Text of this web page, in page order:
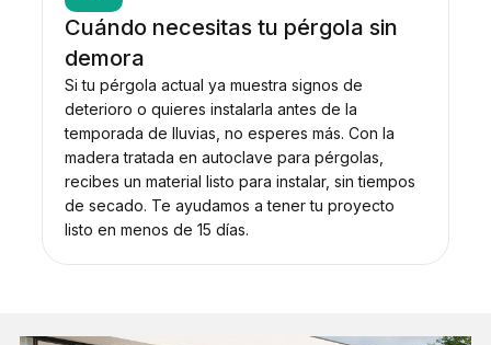
Cuándo necesitas tu pérgola sin
demora
Si tu pérgola actual ya muestra signos de
deterioro o quieres instalarla antes de la
temporada de lluvias, no esperes más. Con la
madera tratada en autoclave para pérgolas,
recibes un material listo para instalar, sin tiempos
de secado. Te ayudamos a tener tu proyecto
listo en menos de 15 días.